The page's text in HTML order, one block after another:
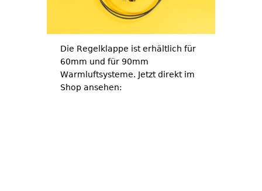
Die Regelklappe ist erhältlich für
60mm und für 90mm
Warmluftsysteme. Jetzt direkt im
Shop ansehen: